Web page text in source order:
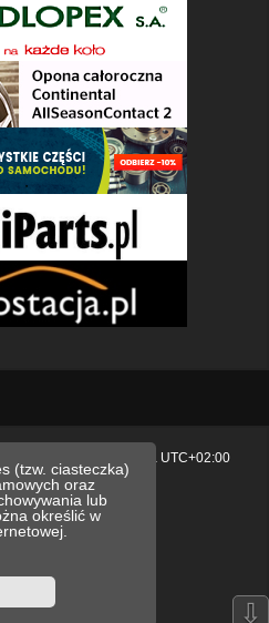
(tzw. ciasteczka)
oraz
lub
określić w
Strefa czasowa UTC+02:00
© phpBB Limited
v12mike
⇩